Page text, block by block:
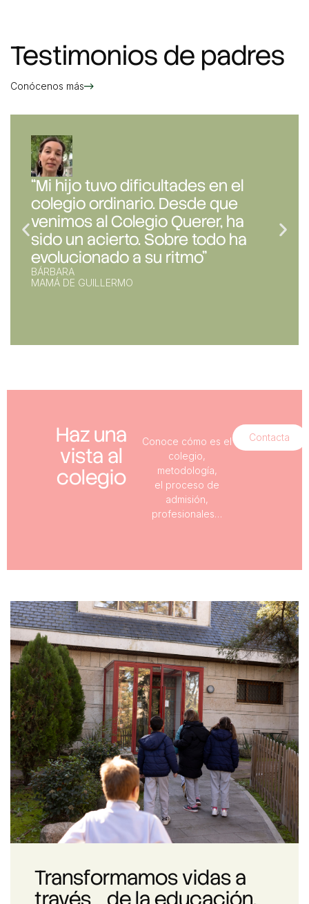
Testimonios de padres
Conócenos más
"Cuando empezó hablaba
palabritas, frases muy pequeñas.
Después de un año y pico él está
expresándose de una manera
mucho más evolucionada"
MARCELLE
MADRE DE RAFAEL
Haz una
vista al
colegio
Conoce cómo es el
colegio,
metodología,
el proceso de
admisión,
profesionales…
Contacta
Transformamos vidas a